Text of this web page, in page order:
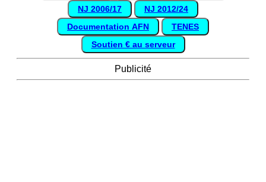
NJ 2006/17
NJ 2012/24
Documentation AFN
TENES
Soutien € au serveur
Publicité